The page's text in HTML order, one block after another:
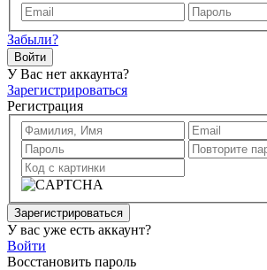
Забыли?
Войти
У Вас нет аккаунта?
Зарегистрироваться
Регистрация
Зарегистрироваться
У вас уже есть аккаунт?
Войти
Восстановить пароль